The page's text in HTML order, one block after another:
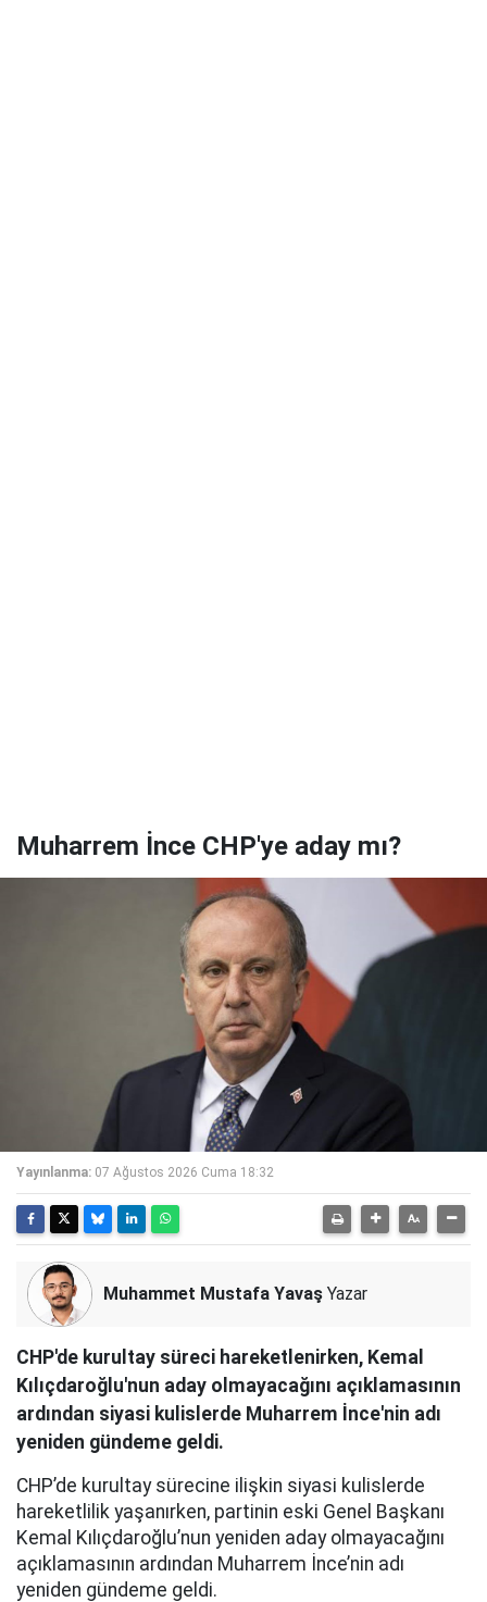
Muharrem İnce CHP'ye aday mı?
Yayınlanma: 07 Ağustos 2026 Cuma 18:32
Muhammet Mustafa Yavaş Yazar
CHP'de kurultay süreci hareketlenirken, Kemal
Kılıçdaroğlu'nun aday olmayacağını açıklamasının
ardından siyasi kulislerde Muharrem İnce'nin adı
yeniden gündeme geldi.
CHP’de kurultay sürecine ilişkin siyasi kulislerde
hareketlilik yaşanırken, partinin eski Genel Başkanı
Kemal Kılıçdaroğlu’nun yeniden aday olmayacağını
açıklamasının ardından Muharrem İnce’nin adı
yeniden gündeme geldi.